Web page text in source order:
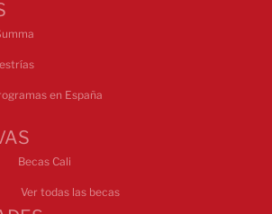
en España
Becas Cali
Ver todas las becas